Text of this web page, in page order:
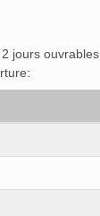
jours ouvrables